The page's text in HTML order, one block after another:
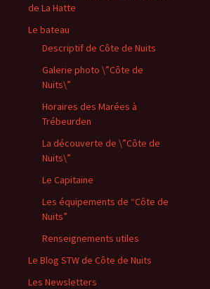
de La Hatte
Le bateau
Descriptif de Côte de Nuits
Galerie photo \”Côte de
Nuits\”
Horaires des Marées à
Trébeurden
La découverte de \”Côte de
Nuits\”
Le Capitaine
Les équipements de “Côte de
Nuits”
Renseignements utiles
Le Blog STW de Côte de Nuits
Les Newsletters